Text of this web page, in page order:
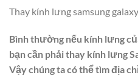
Thay kính lưng samsung
Bình thường nếu kính lưng
bạn cần phải thay kính lưng
Vậy chúng ta có thể tìm địa